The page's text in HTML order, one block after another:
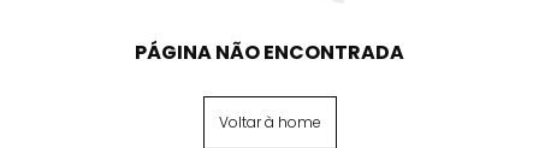
PÁGINA NÃO ENCONTRADA
Voltar à home